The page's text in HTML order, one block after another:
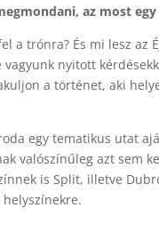
az most
a trónra? És mi lesz
nyitott
a történet, aki
egy tematikus utat
valószínűleg azt sem
is Split, illetve